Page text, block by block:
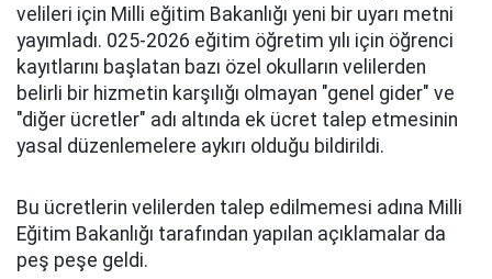
velileri için Milli eğitim Bakanlığı yeni bir uyarı metni
yayımladı. 025-2026 eğitim öğretim yılı için öğrenci
kayıtlarını başlatan bazı özel okulların velilerden
belirli bir hizmetin karşılığı olmayan "genel gider" ve
"diğer ücretler" adı altında ek ücret talep etmesinin
yasal düzenlemelere aykırı olduğu bildirildi.
Bu ücretlerin velilerden talep edilmemesi adına Milli
Eğitim Bakanlığı tarafından yapılan açıklamalar da
peş peşe geldi.